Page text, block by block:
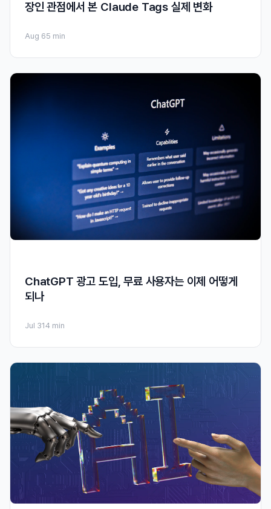
장인 관점에서 본 Claude Tags 실제 변화
Aug 65 min
ChatGPT 광고 도입, 무료 사용자는 이제 어떻게
되나
Jul 314 min